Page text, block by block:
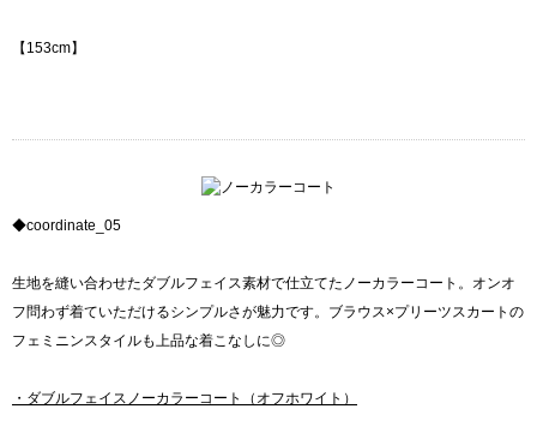
【153cm】
◆coordinate_05
生地を縫い合わせたダブルフェイス素材で仕立てたノーカラーコート。オンオ
フ問わず着ていただけるシンプルさが魅力です。ブラウス×プリーツスカートの
フェミニンスタイルも上品な着こなしに◎
・ダブルフェイスノーカラーコート（オフホワイト）